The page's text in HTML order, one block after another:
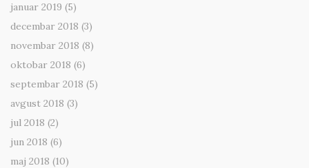
januar 2019 (5)
decembar 2018 (3)
novembar 2018 (8)
oktobar 2018 (6)
septembar 2018 (5)
avgust 2018 (3)
jul 2018 (2)
jun 2018 (6)
maj 2018 (10)